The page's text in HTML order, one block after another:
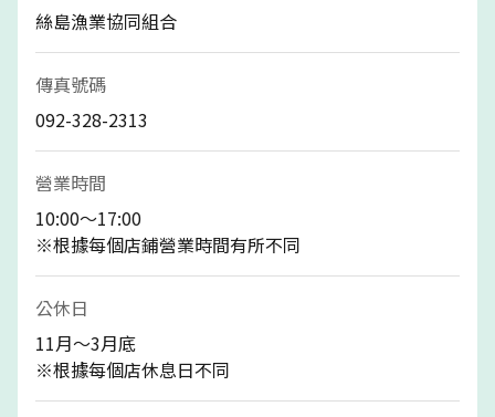
絲島漁業協同組合
傳真號碼
092-328-2313
營業時間
10:00～17:00
※根據每個店鋪營業時間有所不同
公休日
11月～3月底
※根據每個店休息日不同